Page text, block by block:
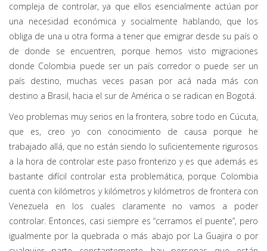
compleja de controlar, ya que ellos esencialmente actúan por
una necesidad económica y socialmente hablando, que los
obliga de una u otra forma a tener que emigrar desde su país o
de donde se encuentren, porque hemos visto migraciones
donde Colombia puede ser un país corredor o puede ser un
país destino, muchas veces pasan por acá nada más con
destino a Brasil, hacia el sur de América o se radican en Bogotá.
Veo problemas muy serios en la frontera, sobre todo en Cúcuta,
que es, creo yo con conocimiento de causa porque he
trabajado allá, que no están siendo lo suficientemente rigurosos
a la hora de controlar este paso fronterizo y es que además es
bastante difícil controlar esta problemática, porque Colombia
cuenta con kilómetros y kilómetros y kilómetros de frontera con
Venezuela en los cuales claramente no vamos a poder
controlar. Entonces, casi siempre es “cerramos el puente”, pero
igualmente por la quebrada o más abajo por La Guajira o por